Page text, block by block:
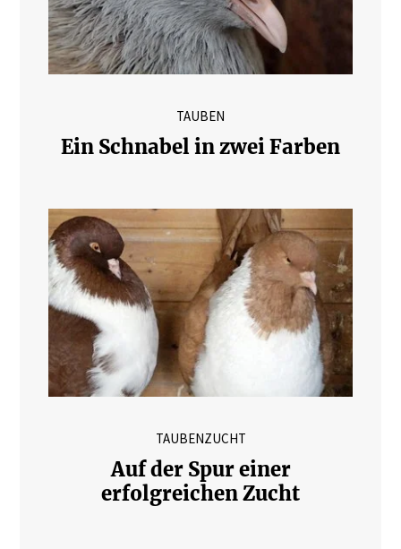
TAUBEN
Ein Schnabel in zwei Farben
TAUBENZUCHT
Auf der Spur einer
erfolgreichen Zucht